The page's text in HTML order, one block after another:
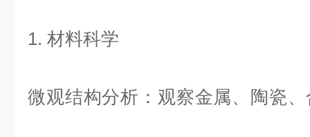
1. 材料科学
微观结构分析 ：观察金属、陶瓷